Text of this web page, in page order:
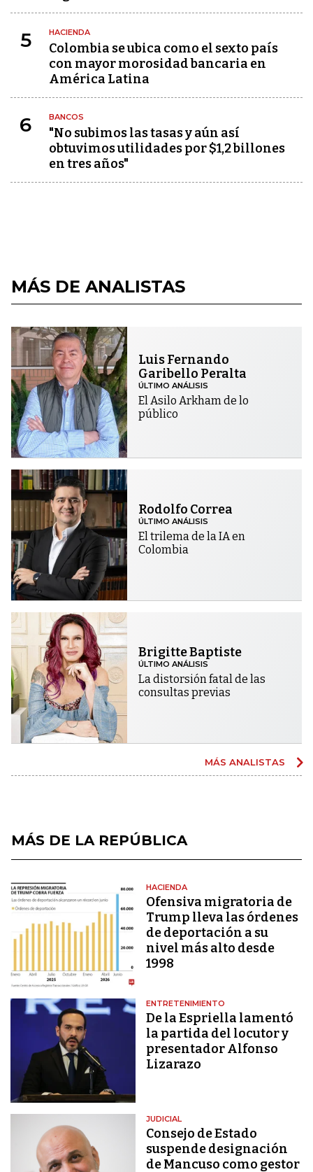
5 HACIENDA
Colombia se ubica como el sexto país
con mayor morosidad bancaria en
América Latina
6 BANCOS
"No subimos las tasas y aún así
obtuvimos utilidades por $1,2 billones
en tres años"
MÁS DE ANALISTAS
Luis Fernando
Garibello Peralta
ÚLTIMO ANÁLISIS
El Asilo Arkham de lo
público
Rodolfo Correa
ÚLTIMO ANÁLISIS
El trilema de la IA en
Colombia
Brigitte Baptiste
ÚLTIMO ANÁLISIS
La distorsión fatal de las
consultas previas
MÁS ANALISTAS
MÁS DE LA REPÚBLICA
HACIENDA
Ofensiva migratoria de
Trump lleva las órdenes
de deportación a su
nivel más alto desde
1998
ENTRETENIMIENTO
De la Espriella lamentó
la partida del locutor y
presentador Alfonso
Lizarazo
JUDICIAL
Consejo de Estado
suspende designación
de Mancuso como gestor